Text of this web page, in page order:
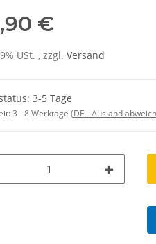
€
USt. , zzgl. Versand
3-5 Tage
3 - 8 Werktage (DE - Ausland
S-3XL
€*